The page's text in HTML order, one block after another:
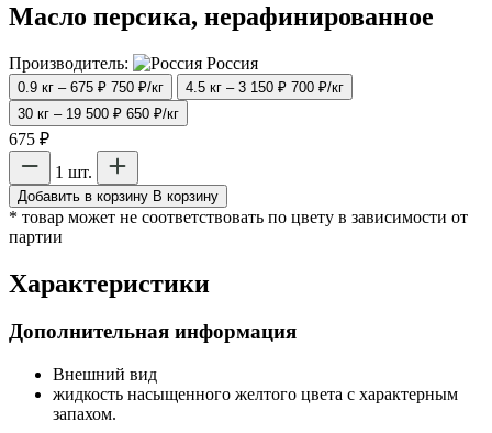
Масло персика, нерафинированное
Производитель: Россия
0.9 кг – 675 ₽ 750 ₽/кг 4.5 кг – 3 150 ₽ 700 ₽/кг
30 кг – 19 500 ₽ 650 ₽/кг
675 ₽
1 шт.
Добавить в корзину В корзину
* товар может не соответствовать по цвету в зависимости от
партии
Характеристики
Дополнительная информация
Внешний вид
жидкость насыщенного желтого цвета с характерным
запахом.